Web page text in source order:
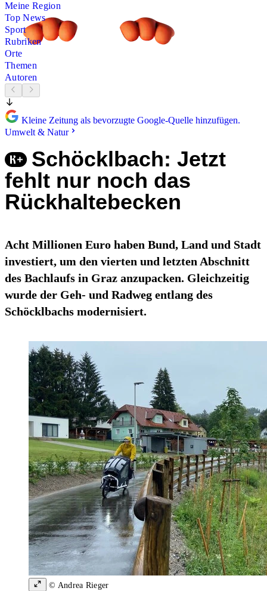
Meine Region
Top News
Sport
Rubriken
Orte
Themen
Autoren
Kleine Zeitung als bevorzugte Google-Quelle hinzufügen.
Umwelt & Natur
Schöcklbach: Jetzt
fehlt nur noch das
Rückhaltebecken
Acht Millionen Euro haben Bund, Land und Stadt
investiert, um den vierten und letzten Abschnitt
des Bachlaufs in Graz anzupacken. Gleichzeitig
wurde der Geh- und Radweg entlang des
Schöcklbachs modernisiert.
© Andrea Rieger